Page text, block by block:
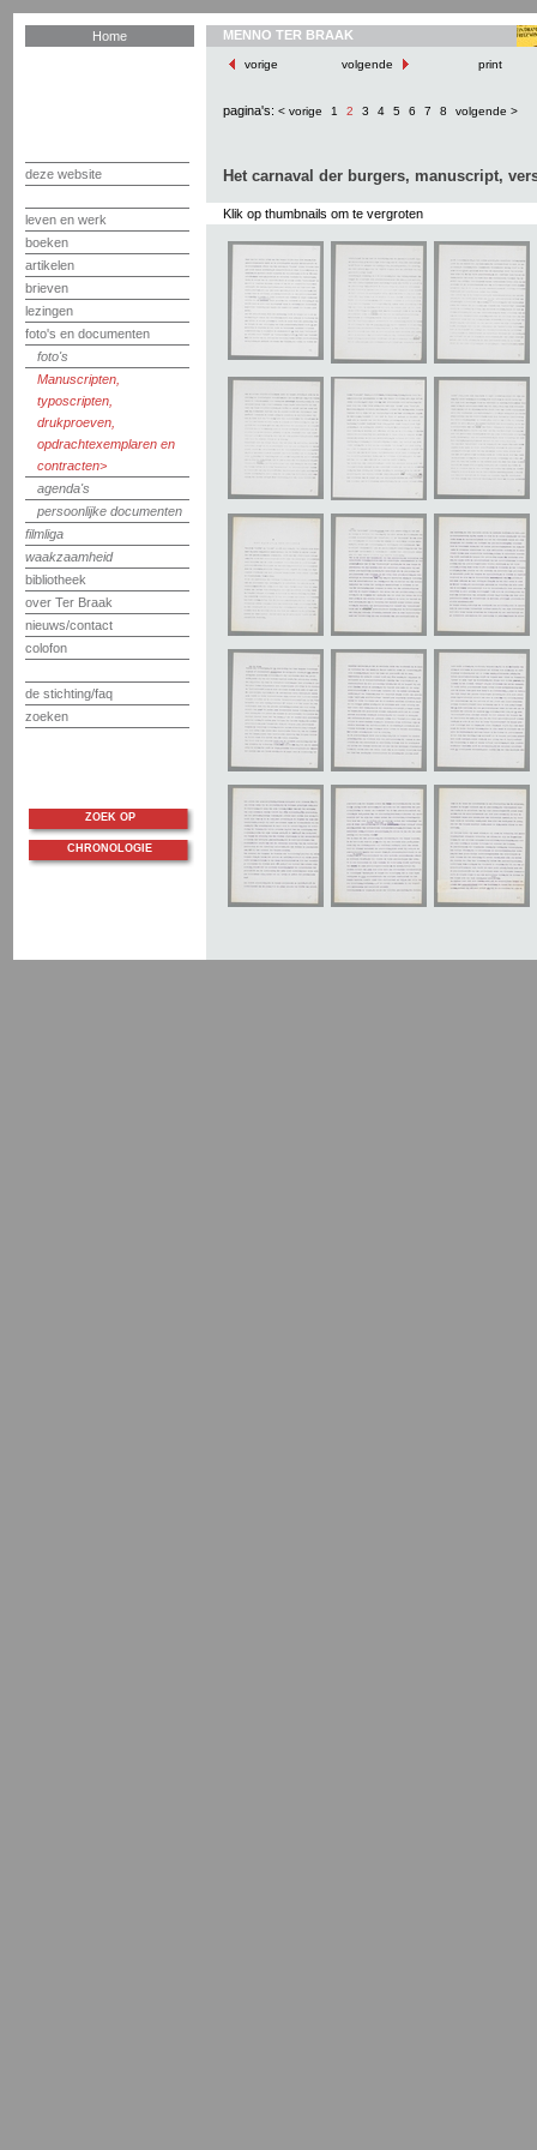
Home
deze website
leven en werk
boeken
artikelen
brieven
lezingen
foto's en documenten
foto's
Manuscripten,
typoscripten,
drukproeven,
opdrachtexemplaren en
contracten
agenda's
persoonlijke documenten
filmliga
waakzaamheid
bibliotheek
over Ter Braak
nieuws/contact
colofon
de stichting/faq
zoeken
MENNO TER BRAAK
vorige volgende print
pagina's: < vorige 1 2 3 4 5 6 7 8 volgende >
Het carnaval der burgers, manuscript,
Klik op thumbnails om te vergroten
ZOEK OP
CHRONOLOGIE